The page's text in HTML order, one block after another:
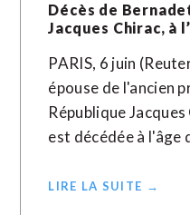
Décès de
Jacques Chirac, à
PARIS, 6 juin
épouse de l'ancien
République
est décédée à l'âge
LIRE LA SUITE →